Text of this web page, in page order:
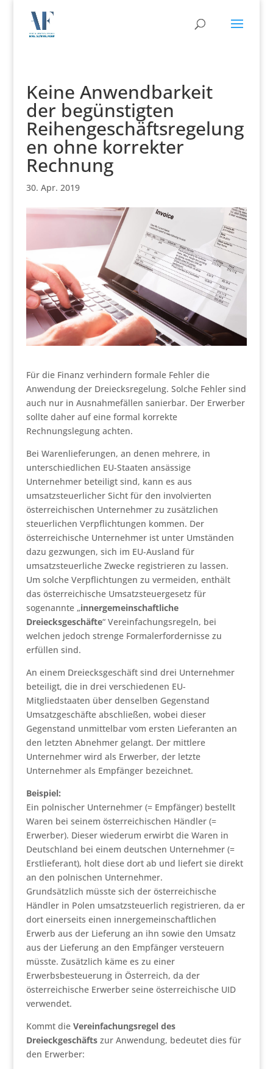
Keine Anwendbarkeit
der begünstigten
Reihengeschäftsregelung
en ohne korrekter
Rechnung
30. Apr. 2019
Für die Finanz verhindern formale Fehler die
Anwendung der Dreiecksregelung. Solche Fehler sind
auch nur in Ausnahmefällen sanierbar. Der Erwerber
sollte daher auf eine formal korrekte
Rechnungslegung achten.
Bei Warenlieferungen, an denen mehrere, in
unterschiedlichen EU-Staaten ansässige
Unternehmer beteiligt sind, kann es aus
umsatzsteuerlicher Sicht für den involvierten
österreichischen Unternehmer zu zusätzlichen
steuerlichen Verpflichtungen kommen. Der
österreichische Unternehmer ist unter Umständen
dazu gezwungen, sich im EU-Ausland für
umsatzsteuerliche Zwecke registrieren zu lassen.
Um solche Verpflichtungen zu vermeiden, enthält
das österreichische Umsatzsteuergesetz für
sogenannte „innergemeinschaftliche
Dreiecksgeschäfte“ Vereinfachungsregeln, bei
welchen jedoch strenge Formalerfordernisse zu
erfüllen sind.
An einem Dreiecksgeschäft sind drei Unternehmer
beteiligt, die in drei verschiedenen EU-
Mitgliedstaaten über denselben Gegenstand
Umsatzgeschäfte abschließen, wobei dieser
Gegenstand unmittelbar vom ersten Lieferanten an
den letzten Abnehmer gelangt. Der mittlere
Unternehmer wird als Erwerber, der letzte
Unternehmer als Empfänger bezeichnet.
Beispiel:
Ein polnischer Unternehmer (= Empfänger) bestellt
Waren bei seinem österreichischen Händler (=
Erwerber). Dieser wiederum erwirbt die Waren in
Deutschland bei einem deutschen Unternehmer (=
Erstlieferant), holt diese dort ab und liefert sie direkt
an den polnischen Unternehmer.
Grundsätzlich müsste sich der österreichische
Händler in Polen umsatzsteuerlich registrieren, da er
dort einerseits einen innergemeinschaftlichen
Erwerb aus der Lieferung an ihn sowie den Umsatz
aus der Lieferung an den Empfänger versteuern
müsste. Zusätzlich käme es zu einer
Erwerbsbesteuerung in Österreich, da der
österreichische Erwerber seine österreichische UID
verwendet.
Kommt die Vereinfachungsregel des
Dreieckgeschäftszur Anwendung, bedeutet dies für
den Erwerber: